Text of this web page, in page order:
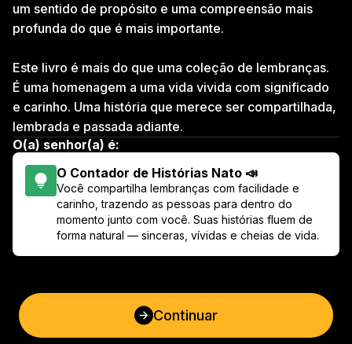
um sentido de propósito e uma compreensão mais
profunda do que é mais importante.
Este livro é mais do que uma coleção de lembranças.
É uma homenagem a uma vida vivida com significado
e carinho. Uma história que merece ser compartilhada,
lembrada e passada adiante.
O(a) senhor(a) é:
O Contador de Histórias Nato 📣
Você compartilha lembranças com facilidade e
carinho, trazendo as pessoas para dentro do
momento junto com você. Suas histórias fluem de
forma natural — sinceras, vívidas e cheias de vida.
Continuar